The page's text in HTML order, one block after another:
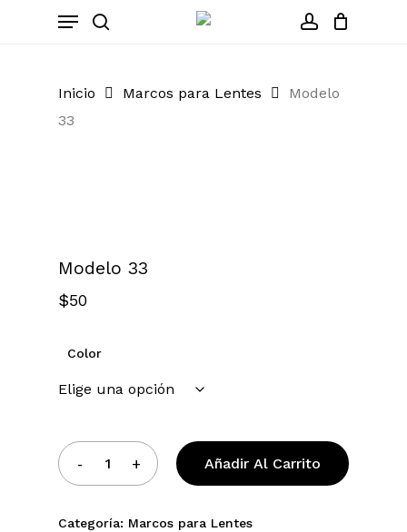
Menu
Inicio Marcos para Lentes
Modelo
33
Modelo 33
$50
Color
Añadir Al Carrito
Categoría: Marcos para Lentes